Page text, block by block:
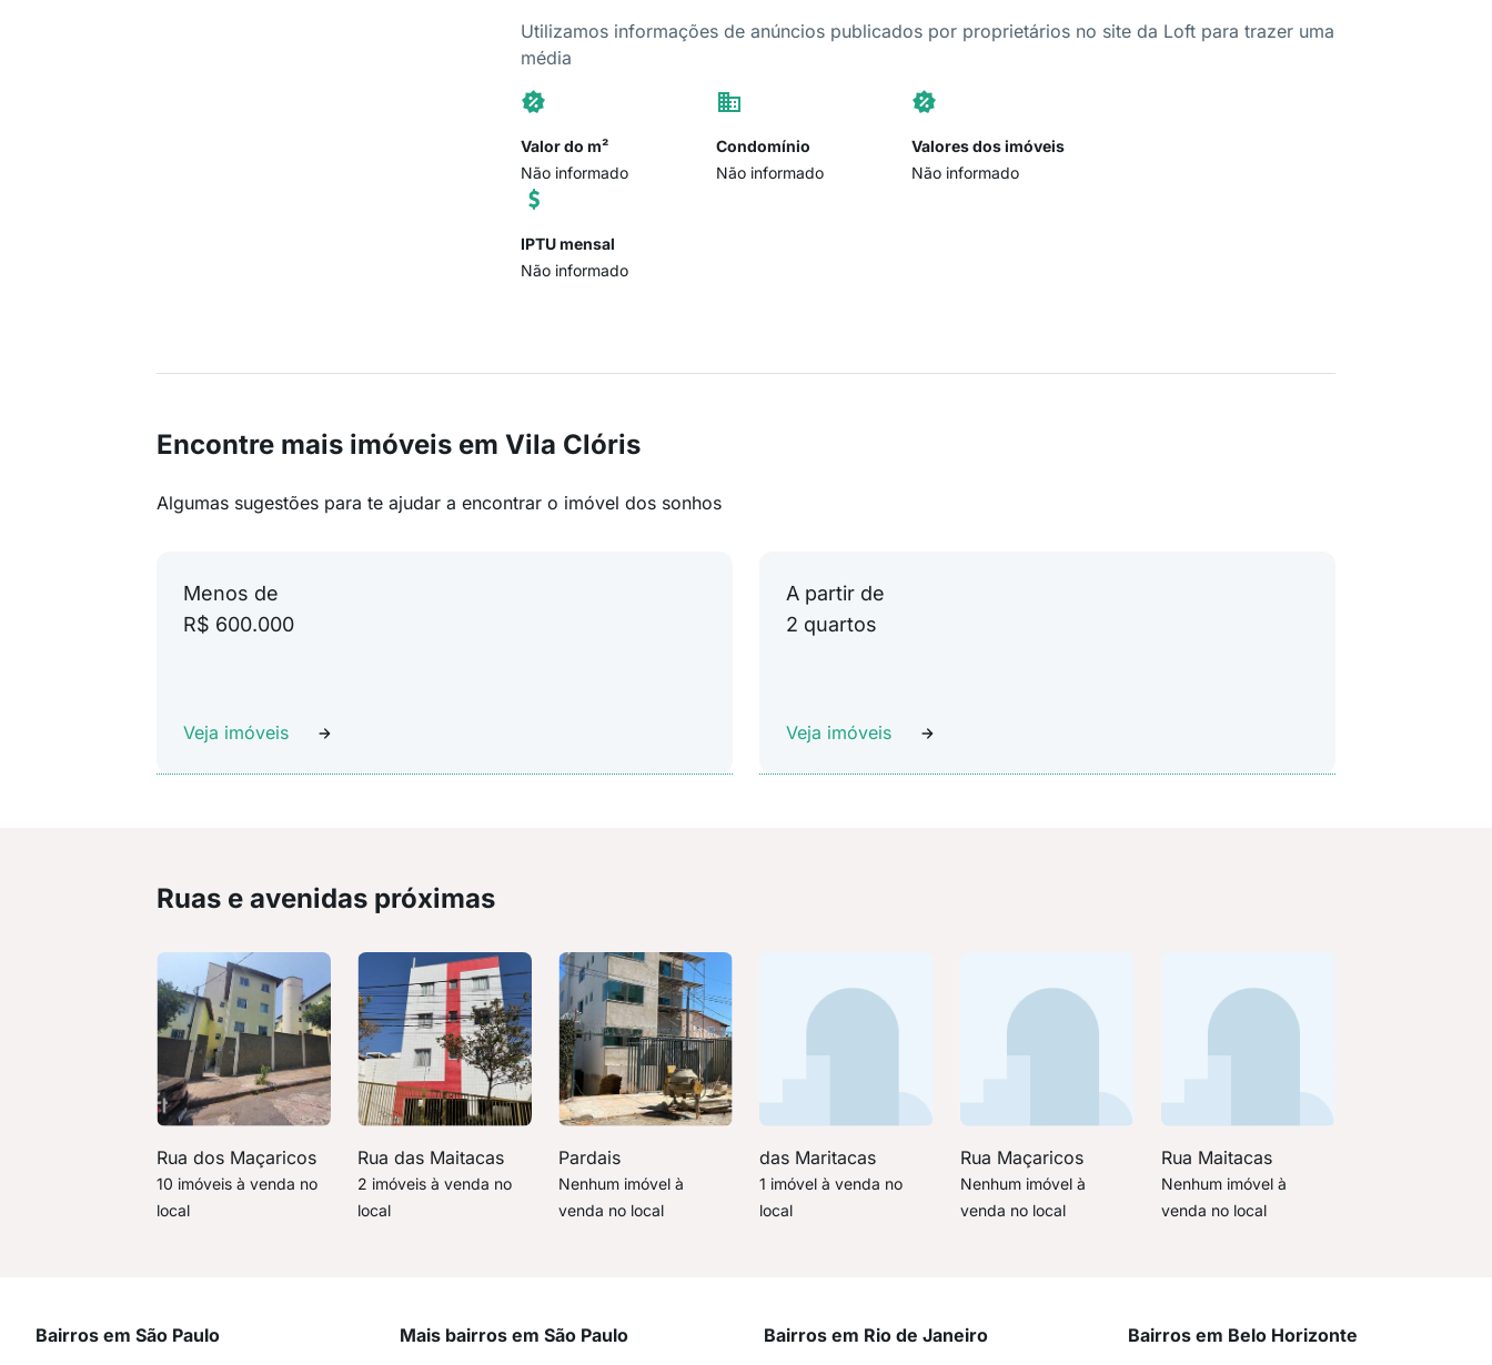
Utilizamos informações de anúncios publicados por proprietários no site da Loft para trazer uma
média
Valor do m²
Não informado
Condomínio
Não informado
Valores dos imóveis
Não informado
IPTU mensal
Não informado
Encontre mais imóveis em Vila Clóris
Algumas sugestões para te ajudar a encontrar o imóvel dos sonhos
Menos de
R$ 600.000
Veja imóveis
A partir de
2 quartos
Veja imóveis
Ruas e avenidas próximas
Rua dos Maçaricos
10 imóveis à venda no
local
Rua das Maitacas
2 imóveis à venda no
local
Pardais
Nenhum imóvel à
venda no local
das Maritacas
1 imóvel à venda no
local
Rua Maçaricos
Nenhum imóvel à
venda no local
Rua Maitacas
Nenhum imóvel à
venda no local
Bairros em São Paulo Mais bairros em São Paulo Bairros em Rio de Janeiro Bairros em Belo Horizonte